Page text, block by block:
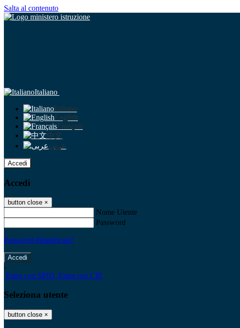
Salta al contenuto
Italiano
Italiano
English
Français
中文
عربى
Accedi
Accedi
button close ×
Nome Utente
Password
Password dimenticata?
-
Entra con SPID Entra con CIE
Seleziona utente
button close ×